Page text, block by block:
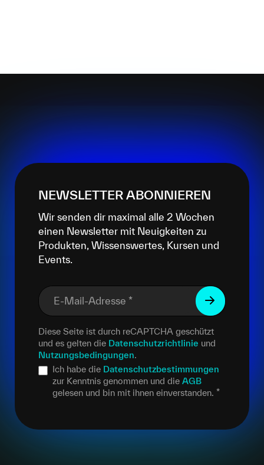
NEWSLETTER ABONNIEREN
Wir senden dir maximal alle 2 Wochen
einen Newsletter mit Neuigkeiten zu
Produkten, Wissenswertes, Kursen und
Events.
E-Mail-Adresse *
Diese Seite ist durch reCAPTCHA geschützt
und es gelten die Datenschutzrichtlinie und
Nutzungsbedingungen.
Ich habe die Datenschutzbestimmungen
zur Kenntnis genommen und die AGB
gelesen und bin mit ihnen einverstanden. *